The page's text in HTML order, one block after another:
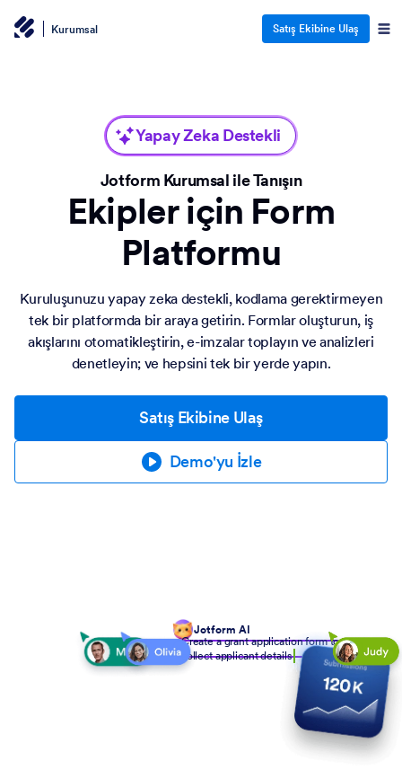
Kurumsal Satış Ekibine Ulaş
Yapay Zeka Destekli
Jotform Kurumsal ile Tanışın
Ekipler için Form
Platformu
Kuruluşunuzu yapay zeka destekli, kodlama gerektirmeyen
tek bir platformda bir araya getirin. Formlar oluşturun, iş
akışlarını otomatikleştirin, e-imzalar toplayın ve analizleri
denetleyin; ve hepsini tek bir yerde yapın.
Satış Ekibine Ulaş
Demo'yu İzle
Jotform AI
Create a grant application form to
collect applicant details